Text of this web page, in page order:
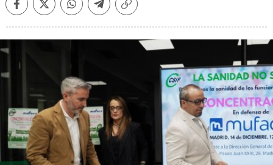
FacebookTwitterWhatsappTelegramCopiar